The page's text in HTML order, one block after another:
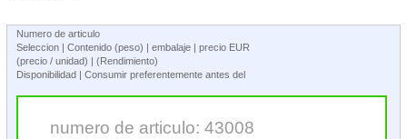
Numero de articulo
Seleccion | Contenido (peso) | embalaje | precio EUR
(precio / unidad) | (Rendimiento)
Disponibilidad | Consumir preferentemente antes del
numero de articulo: 43008